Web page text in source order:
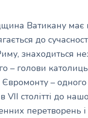
Ватикану
до
знаходиться
– голови
–
столітті до
перетворень